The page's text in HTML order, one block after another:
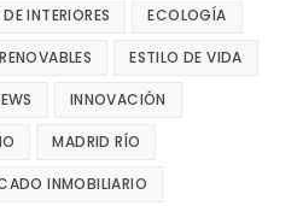
INTERIORES ECOLOGÍA
ESTILO DE VIDA
INNOVACIÓN
MADRID RÍO
INMOBILIARIO